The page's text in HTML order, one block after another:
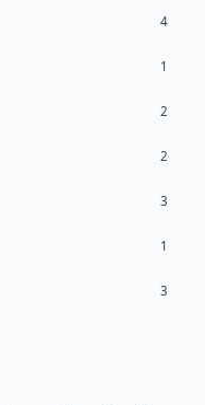
4
1
2
2
3
1
3